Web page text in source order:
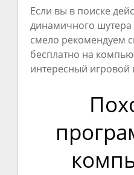
Если вы в поиске
динамичного
смело рекомендуем
бесплатно на
интересный игровой